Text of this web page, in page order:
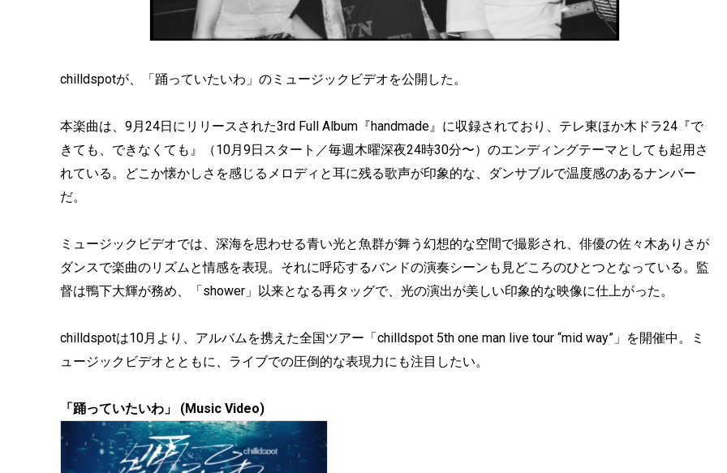
chilldspotが、「踊っていたいわ」のミュージックビデオを公開した。
本楽曲は、9月24日にリリースされた3rd Full Album『handmade』に収録されており、テレ東ほか木ドラ24『で
きても、できなくても』（10月9日スタート／毎週木曜深夜24時30分〜）のエンディングテーマとしても起用さ
れている。どこか懐かしさを感じるメロディと耳に残る歌声が印象的な、ダンサブルで温度感のあるナンバー
だ。
ミュージックビデオでは、深海を思わせる青い光と魚群が舞う幻想的な空間で撮影され、俳優の佐々木ありさが
ダンスで楽曲のリズムと情感を表現。それに呼応するバンドの演奏シーンも見どころのひとつとなっている。監
督は鴨下大輝が務め、「shower」以来となる再タッグで、光の演出が美しい印象的な映像に仕上がった。
chilldspotは10月より、アルバムを携えた全国ツアー「chilldspot 5th one man live tour “mid way”」を開催中。ミ
ュージックビデオとともに、ライブでの圧倒的な表現力にも注目したい。
「踊っていたいわ」 (Music Video)